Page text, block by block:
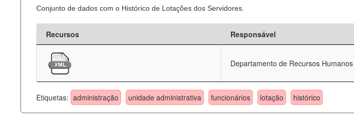
Conjunto de dados com o Histórico de Lotações dos Servidores.
Recursos Responsável
Departamento de Recursos
Etiquetas: administração unidade administrativa funcionários lotação histórico